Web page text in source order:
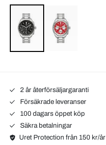
2 år återförsäljargaranti
Försäkrade leveranser
100 dagars öppet köp
Säkra betalningar
Uret Protection från 150 kr/år